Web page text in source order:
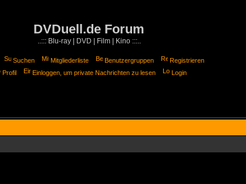
DVDuell.de Forum
..::: Blu-ray | DVD | Film | Kino :::..
Suchen Mitgliederliste Benutzergruppen
Registrieren
Profil
Einloggen, um private Nachrichten zu lesen Login